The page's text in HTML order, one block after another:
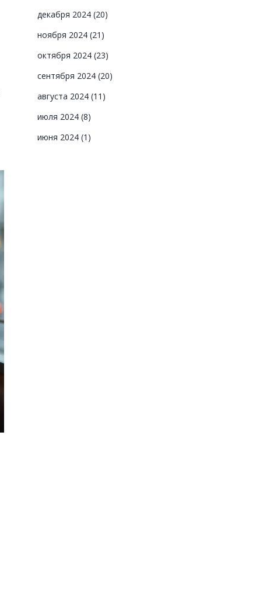
декабря 2024 (20)
ноября 2024 (21)
октября 2024 (23)
сентября 2024 (20)
августа 2024 (11)
июля 2024 (8)
июня 2024 (1)